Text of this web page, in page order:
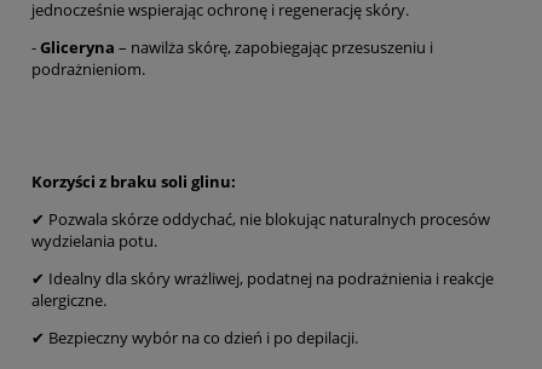
jednocześnie wspierając ochronę i regenerację skóry.
-Gliceryna – nawilża skórę, zapobiegając przesuszeniu i
podrażnieniom.
Korzyści z braku soli glinu:
✔ Pozwala skórze oddychać, nie blokując naturalnych procesów
wydzielania potu.
✔ Idealny dla skóry wrażliwej, podatnej na podrażnienia i reakcje
alergiczne.
✔ Bezpieczny wybór na co dzień i po depilacji.